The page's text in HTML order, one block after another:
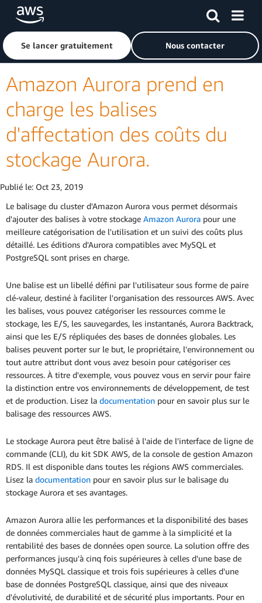
Passer au contenu principal
Cliquer ici pour revenir à la page d'accueil d'Amazon Web
Se lancer gratuitement Nous contacter
Amazon Aurora prend en
charge les balises
d'affectation des coûts du
stockage Aurora.
Publié le: Oct 23, 2019
Le balisage du cluster d'Amazon Aurora vous permet désormais
d'ajouter des balises à votre stockage Amazon Aurora pour une
meilleure catégorisation de l'utilisation et un suivi des coûts plus
détaillé. Les éditions d'Aurora compatibles avec MySQL et
PostgreSQL sont prises en charge.
Une balise est un libellé défini par l'utilisateur sous forme de paire
clé-valeur, destiné à faciliter l'organisation des ressources AWS. Avec
les balises, vous pouvez catégoriser les ressources comme le
stockage, les E/S, les sauvegardes, les instantanés, Aurora Backtrack,
ainsi que les E/S répliquées des bases de données globales. Les
balises peuvent porter sur le but, le propriétaire, l'environnement ou
tout autre attribut dont vous avez besoin pour catégoriser ces
ressources. À titre d'exemple, vous pouvez vous en servir pour faire
la distinction entre vos environnements de développement, de test
et de production. Lisez la documentation pour en savoir plus sur le
balisage des ressources AWS.
Le stockage Aurora peut être balisé à l'aide de l'interface de ligne de
commande (CLI), du kit SDK AWS, de la console de gestion Amazon
RDS. Il est disponible dans toutes les régions AWS commerciales.
Lisez la documentation pour en savoir plus sur le balisage du
stockage Aurora et ses avantages.
Amazon Aurora allie les performances et la disponibilité des bases
de données commerciales haut de gamme à la simplicité et la
rentabilité des bases de données open source. La solution offre des
performances jusqu'à cinq fois supérieures à celles d'une base de
données MySQL classique et trois fois supérieures à celles d'une
base de données PostgreSQL classique, ainsi que des niveaux
d'évolutivité, de durabilité et de sécurité plus importants. Pour en